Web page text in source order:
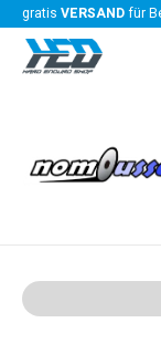
gratis VERSANDfür